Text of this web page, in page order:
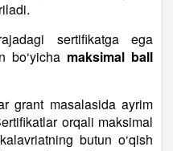
sertifikatga ega
bo‘yicha maksimal ball
grant masalasida ayrim
orqali maksimal
butun o‘qish